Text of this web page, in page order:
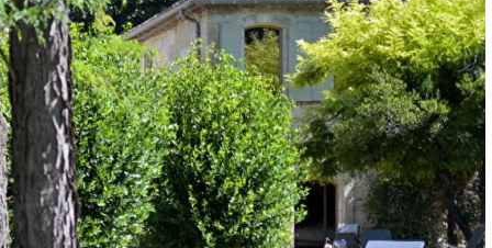
Camargue
Hôtel du Baron de Castille - 2 place de
l'Evêché
30700 - Uzès
Séverine LEIBRANDT
ENVOYER UN
NOUS APPELER
sur ce site, sont réservés.
et privées sont interdites.
mes données personnelles.